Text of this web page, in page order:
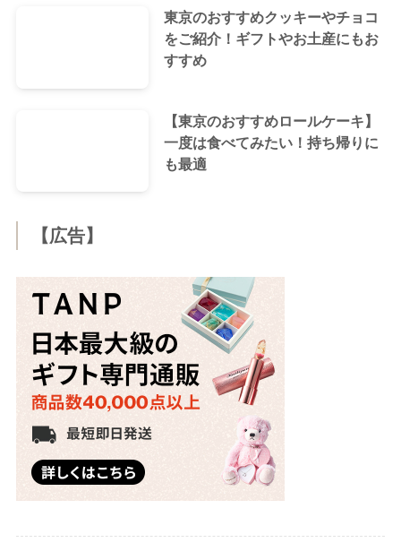
東京のおすすめクッキーやチョコ
をご紹介！ギフトやお土産にもお
すすめ
【東京のおすすめロールケーキ】
一度は食べてみたい！持ち帰りに
も最適
【広告】